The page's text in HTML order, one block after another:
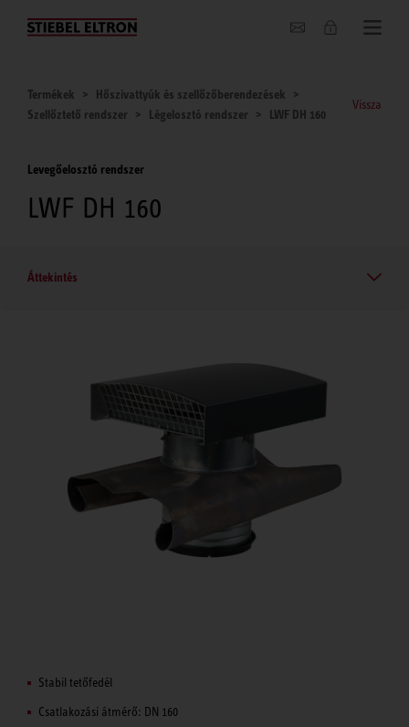
Hírek
Termékek
Hőszivattyúk és szellőzőberendezések
Szellőztető rendszer
Légelosztó rendszer LWF DH 160
Vissza
Levegőelosztó rendszer
LWF DH 160
Áttekintés
Stabil tetőfedél
Csatlakozási átmérő: DN 160